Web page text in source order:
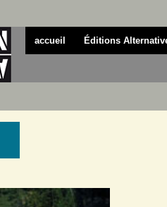
accueil Éditions